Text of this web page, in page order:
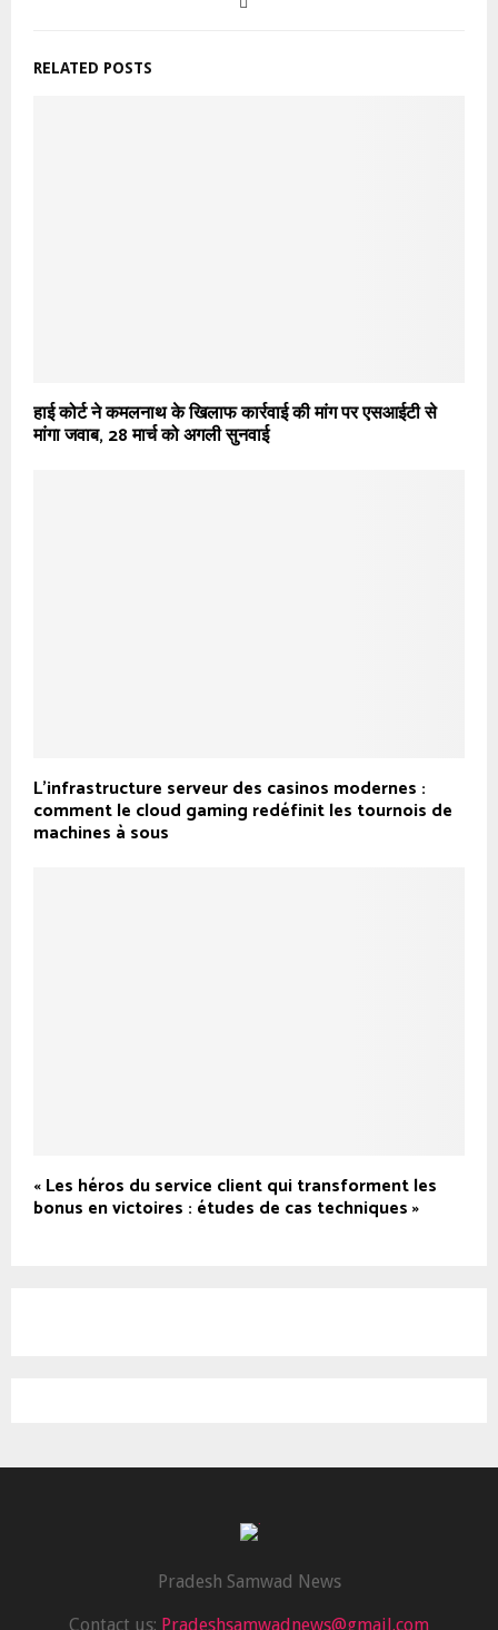
RELATED POSTS
हाई कोर्ट ने कमलनाथ के खिलाफ कार्रवाई की मांग पर एसआईटी से
मांगा जवाब, 28 मार्च को अगली सुनवाई
L’infrastructure serveur des casinos modernes :
comment le cloud gaming redéfinit les tournois de
machines à sous
« Les héros du service client qui transforment les
bonus en victoires : études de cas techniques »
Pradesh Samwad News
Contact us: Pradeshsamwadnews@gmail.com